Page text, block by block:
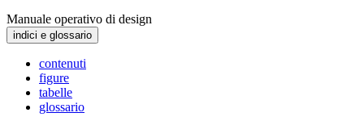
Manuale operativo di design
indici e glossario
contenuti
figure
tabelle
glossario